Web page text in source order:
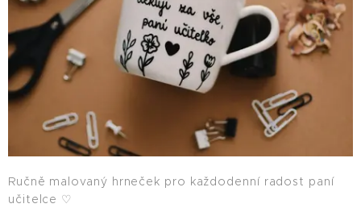
Ručně malovaný hrneček pro každodenní radost paní
učitelce ♡